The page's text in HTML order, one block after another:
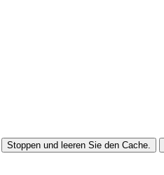
Stoppen und leeren Sie den Cache.